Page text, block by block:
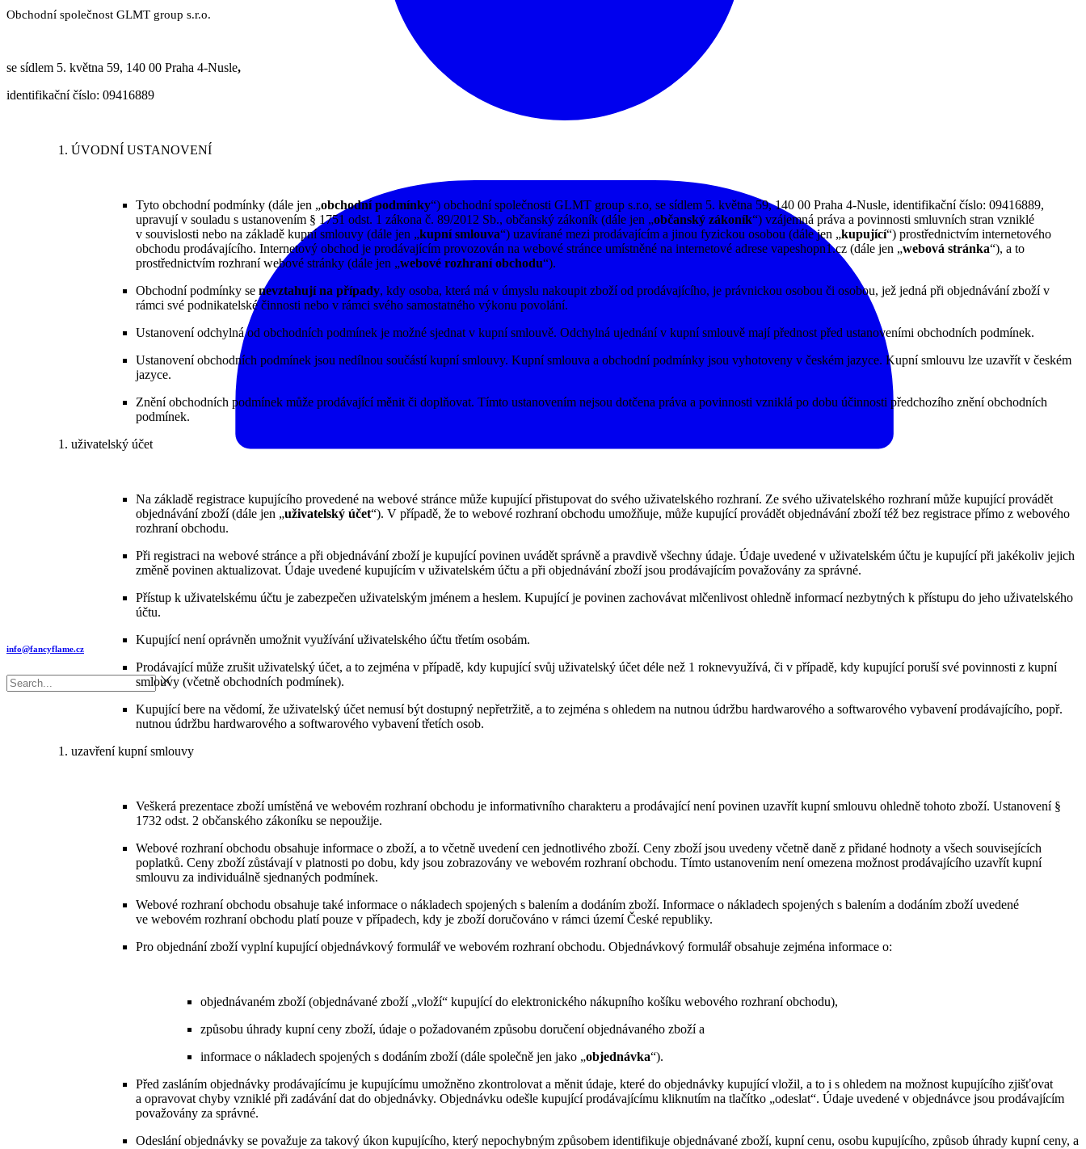
info@fancyflame.cz
Obchodní společnost GLMT group s.r.o.
se sídlem 5. května 59, 140 00 Praha 4-Nusle,
identifikační číslo: 09416889
ÚVODNÍ USTANOVENÍ
Tyto obchodní podmínky (dále jen „obchodní podmínky“) obchodní společnosti GLMT group s.r.o, se sídlem 5. května 59, 140 00 Praha 4-Nusle, identifikační číslo: 09416889,
upravují v souladu s ustanovením § 1751 odst. 1 zákona č. 89/2012 Sb., občanský zákoník (dále jen „občanský zákoník“) vzájemná práva a povinnosti smluvních stran vzniklé
v souvislosti nebo na základě kupní smlouvy (dále jen „kupní smlouva“) uzavírané mezi prodávajícím a jinou fyzickou osobou (dále jen „kupující“) prostřednictvím internetového
obchodu prodávajícího. Internetový obchod je prodávajícím provozován na webové stránce umístněné na internetové adrese vapeshopn1.cz (dále jen „webová stránka“), a to
prostřednictvím rozhraní webové stránky (dále jen „webové rozhraní obchodu“).
Obchodní podmínky se nevztahují na případy, kdy osoba, která má v úmyslu nakoupit zboží od prodávajícího, je právnickou osobou či osobou, jež jedná při objednávání zboží v
rámci své podnikatelské činnosti nebo v rámci svého samostatného výkonu povolání.
Ustanovení odchylná od obchodních podmínek je možné sjednat v kupní smlouvě. Odchylná ujednání v kupní smlouvě mají přednost před ustanoveními obchodních podmínek.
Ustanovení obchodních podmínek jsou nedílnou součástí kupní smlouvy. Kupní smlouva a obchodní podmínky jsou vyhotoveny v českém jazyce. Kupní smlouvu lze uzavřít v českém
jazyce.
Znění obchodních podmínek může prodávající měnit či doplňovat. Tímto ustanovením nejsou dotčena práva a povinnosti vzniklá po dobu účinnosti předchozího znění obchodních
podmínek.
uživatelský účet
Na základě registrace kupujícího provedené na webové stránce může kupující přistupovat do svého uživatelského rozhraní. Ze svého uživatelského rozhraní může kupující provádět
objednávání zboží (dále jen „uživatelský účet“). V případě, že to webové rozhraní obchodu umožňuje, může kupující provádět objednávání zboží též bez registrace přímo z webového
rozhraní obchodu.
Při registraci na webové stránce a při objednávání zboží je kupující povinen uvádět správně a pravdivě všechny údaje. Údaje uvedené v uživatelském účtu je kupující při jakékoliv jejich
změně povinen aktualizovat. Údaje uvedené kupujícím v uživatelském účtu a při objednávání zboží jsou prodávajícím považovány za správné.
Přístup k uživatelskému účtu je zabezpečen uživatelským jménem a heslem. Kupující je povinen zachovávat mlčenlivost ohledně informací nezbytných k přístupu do jeho uživatelského
účtu.
Kupující není oprávněn umožnit využívání uživatelského účtu třetím osobám.
Prodávající může zrušit uživatelský účet, a to zejména v případě, kdy kupující svůj uživatelský účet déle než 1 roknevyužívá, či v případě, kdy kupující poruší své povinnosti z kupní
smlouvy (včetně obchodních podmínek).
Kupující bere na vědomí, že uživatelský účet nemusí být dostupný nepřetržitě, a to zejména s ohledem na nutnou údržbu hardwarového a softwarového vybavení prodávajícího, popř.
nutnou údržbu hardwarového a softwarového vybavení třetích osob.
uzavření kupní smlouvy
Veškerá prezentace zboží umístěná ve webovém rozhraní obchodu je informativního charakteru a prodávající není povinen uzavřít kupní smlouvu ohledně tohoto zboží. Ustanovení §
1732 odst. 2 občanského zákoníku se nepoužije.
Webové rozhraní obchodu obsahuje informace o zboží, a to včetně uvedení cen jednotlivého zboží. Ceny zboží jsou uvedeny včetně daně z přidané hodnoty a všech souvisejících
poplatků. Ceny zboží zůstávají v platnosti po dobu, kdy jsou zobrazovány ve webovém rozhraní obchodu. Tímto ustanovením není omezena možnost prodávajícího uzavřít kupní
smlouvu za individuálně sjednaných podmínek.
Webové rozhraní obchodu obsahuje také informace o nákladech spojených s balením a dodáním zboží. Informace o nákladech spojených s balením a dodáním zboží uvedené
ve webovém rozhraní obchodu platí pouze v případech, kdy je zboží doručováno v rámci území České republiky.
Pro objednání zboží vyplní kupující objednávkový formulář ve webovém rozhraní obchodu. Objednávkový formulář obsahuje zejména informace o:
objednávaném zboží (objednávané zboží „vloží“ kupující do elektronického nákupního košíku webového rozhraní obchodu),
způsobu úhrady kupní ceny zboží, údaje o požadovaném způsobu doručení objednávaného zboží a
informace o nákladech spojených s dodáním zboží (dále společně jen jako „objednávka“).
Před zasláním objednávky prodávajícímu je kupujícímu umožněno zkontrolovat a měnit údaje, které do objednávky kupující vložil, a to i s ohledem na možnost kupujícího zjišťovat
a opravovat chyby vzniklé při zadávání dat do objednávky. Objednávku odešle kupující prodávajícímu kliknutím na tlačítko „odeslat“. Údaje uvedené v objednávce jsou prodávajícím
považovány za správné.
Odeslání objednávky se považuje za takový úkon kupujícího, který nepochybným způsobem identifikuje objednávané zboží, kupní cenu, osobu kupujícího, způsob úhrady kupní ceny, a